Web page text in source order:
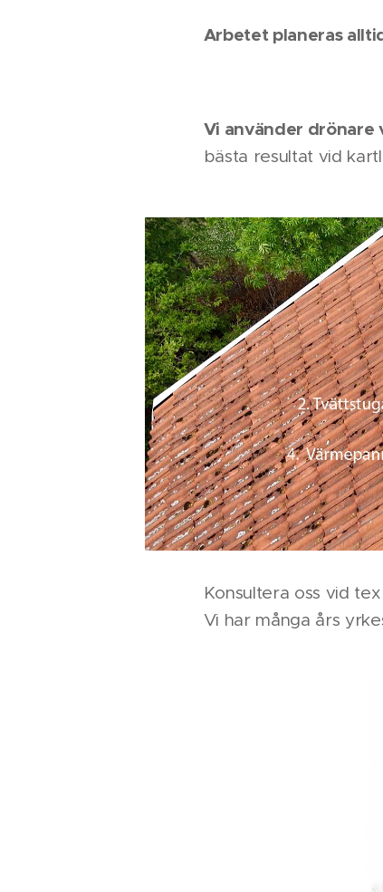
Arbetet planeras
Vi använder drönare
bästa resultat vid
Konsultera oss vid
Vi har många års